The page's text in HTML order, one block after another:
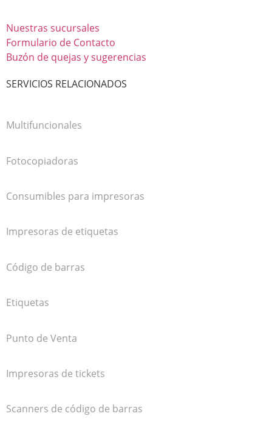
Nuestras sucursales
Formulario de Contacto
Buzón de quejas y sugerencias
SERVICIOS RELACIONADOS
Multifuncionales
Fotocopiadoras
Consumibles para impresoras
Impresoras de etiquetas
Código de barras
Etiquetas
Punto de Venta
Impresoras de tickets
Scanners de código de barras